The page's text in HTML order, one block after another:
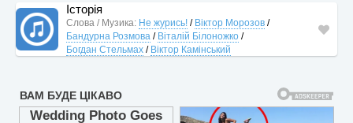
Історія
Слова / Музика: Не журись! / Віктор Морозов /
Бандурна Розмова / Віталій Білоножко /
Богдан Стельмах / Віктор Камінський